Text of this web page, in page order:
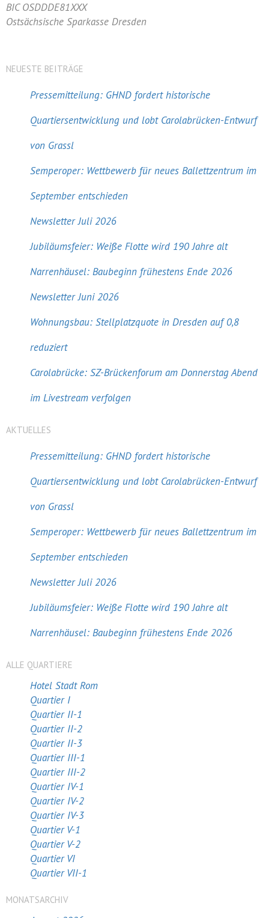
BIC OSDDDE81XXX
Ostsächsische Sparkasse Dresden
NEUESTE BEITRÄGE
Pressemitteilung: GHND fordert historische
Quartiersentwicklung und lobt Carolabrücken-Entwurf
von Grassl
Semperoper: Wettbewerb für neues Ballettzentrum im
September entschieden
Newsletter Juli 2026
Jubiläumsfeier: Weiße Flotte wird 190 Jahre alt
Narrenhäusel: Baubeginn frühestens Ende 2026
Newsletter Juni 2026
Wohnungsbau: Stellplatzquote in Dresden auf 0,8
reduziert
Carolabrücke: SZ-Brückenforum am Donnerstag Abend
im Livestream verfolgen
AKTUELLES
Pressemitteilung: GHND fordert historische
Quartiersentwicklung und lobt Carolabrücken-Entwurf
von Grassl
Semperoper: Wettbewerb für neues Ballettzentrum im
September entschieden
Newsletter Juli 2026
Jubiläumsfeier: Weiße Flotte wird 190 Jahre alt
Narrenhäusel: Baubeginn frühestens Ende 2026
ALLE QUARTIERE
Hotel Stadt Rom
Quartier I
Quartier II-1
Quartier II-2
Quartier II-3
Quartier III-1
Quartier III-2
Quartier IV-1
Quartier IV-2
Quartier IV-3
Quartier V-1
Quartier V-2
Quartier VI
Quartier VII-1
MONATSARCHIV